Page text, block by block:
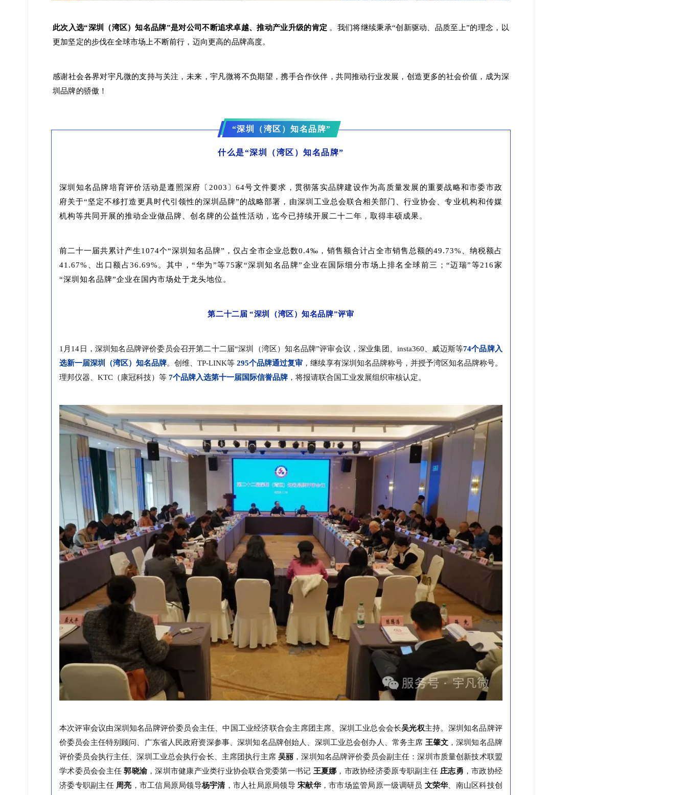
此次入选“深圳（湾区）知名品牌”是对公司不断追求卓越、推动产业升级的肯定 。 我们将继续秉承“创新驱动、品质至上”的理念，以
更加坚定的步伐在全球市场上不断前行，迈向更高的品牌高度。
感谢社会各界对宇凡微的支持与关注，未来，宇凡微将不负期望，携手合作伙伴，共同推动行业发展，创造更多的社会价值，成为深
圳品牌的骄傲！
“深圳（湾区）知名品牌”
什么是“深圳（湾区）知名品牌”
深圳知名品牌培育评价活动是遵照深府〔2003〕64号文件要求，贯彻落实品牌建设作为高质量发展的重要战略和市委市政
府关于“坚定不移打造更具时代引领性的深圳品牌”的战略部署，由深圳工业总会联合相关部门、行业协会、专业机构和传媒
机构等共同开展的推动企业做品牌、创名牌的公益性活动，迄今已持续开展二十二年，取得丰硕成果。
前二十一届共累计产生1074个“深圳知名品牌”，仅占全市企业总数0.4‰，销售额合计占全市销售总额的49.73%、纳税额占
41.67%、出口额占36.69%。其中，“华为”等75家“深圳知名品牌”企业在国际细分市场上排名全球前三；“迈瑞”等216家
“深圳知名品牌”企业在国内市场处于龙头地位。
第二十二届 “深圳（湾区）知名品牌”评审
1月14日，深圳知名品牌评价委员会召开第二十二届“深圳（湾区）知名品牌”评审会议，深业集团、insta360、威迈斯等74个品牌入
选新一届深圳（湾区）知名品牌。创维、TP-LINK等295个品牌通过复审 ，继续享有深圳知名品牌称号，并授予湾区知名品牌称号。
理邦仪器、KTC（康冠科技）等7个品牌入选第十一届国际信誉品牌 ，将报请联合国工业发展组织审核认定。
本次评审会议由深圳知名品牌评价委员会主任、中国工业经济联合会主席团主席、深圳工业总会会长吴光权主持。深圳知名品牌评
价委员会主任特别顾问、广东省人民政府资深参事、深圳知名品牌创始人、深圳工业总会创办人、常务主席 王肇文，深圳知名品牌
评价委员会执行主任、深圳工业总会执行会长、主席团执行主席 吴丽 ，深圳知名品牌评价委员会副主任：深圳市质量创新技术联盟
学术委员会会主任郭晓渝，深圳市健康产业类行业协会联合党委第一书记 王夏娜 ，市政协经济委原专职副主任 庄志勇 ，市政协经
济委专职副主任 周亮 ，市工信局原局领导杨宇清，市人社局原局领导宋献华，市市场监管局原一级调研员 文荣华、南山区科技创